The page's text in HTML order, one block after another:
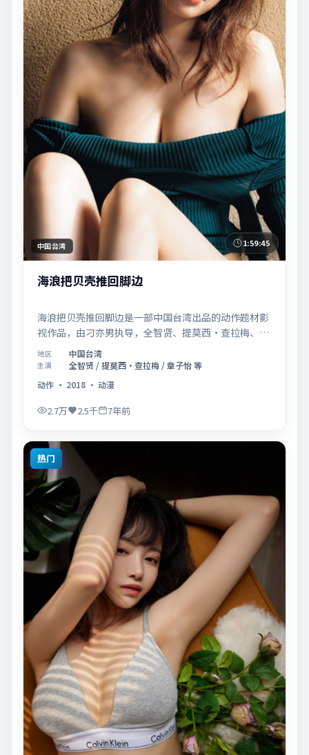
中国台湾 1:59:45
海浪把贝壳推回脚边
海浪把贝壳推回脚边是一部中国台湾出品的动作题材影
视作品，由刁亦男执导，全智贤、提莫西·查拉梅、章
子怡等联合主演，于2018年11月14日在院线首映。影
片围绕「爱的迟疑与勇敢迈出的一步」展开叙事，镜头
配乐与场面调度强化了类型片的观感体验，亦留有可供
解读的细节空间，适合关注现实主义叙事与人物关系的
地区 中国台湾
主演
全智贤 / 提莫西·查拉梅 / 章子怡 等
动作 · 2018 · 动漫
2.7万 2.5千 7年前
热门